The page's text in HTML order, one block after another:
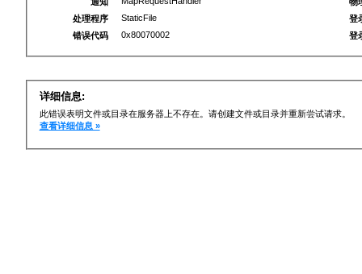
处理程序
StaticFile
错误代码
0x80070002
登
登
详细信息:
此错误表明文件或目录在服务器上不存在。请创建文件或目录并重新尝试请求。
查看详细信息 »